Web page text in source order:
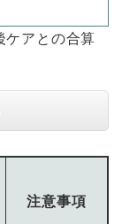
ケアとの合算
注意事項